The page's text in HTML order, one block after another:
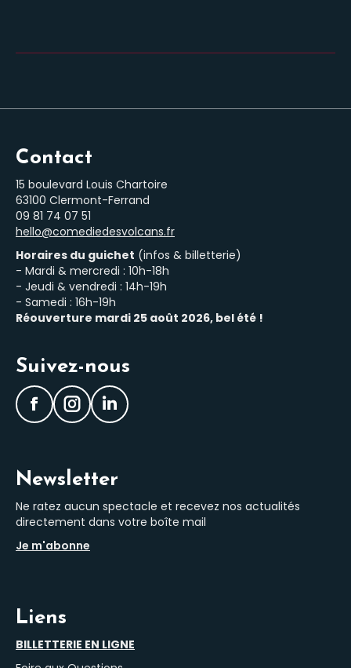
Contact
15 boulevard Louis Chartoire
63100 Clermont-Ferrand
‭09 81 74 07 51‬
hello@comediedesvolcans.fr
Horaires du guichet (infos & billetterie)
- Mardi & mercredi : 10h-18h
- Jeudi & vendredi : 14h-19h
- Samedi : 16h-19h
Réouverture mardi 25 août 2026, bel été !
Suivez-nous
Facebook
InstagramLinkedIn
Newsletter
Ne ratez aucun spectacle et recevez nos actualités
directement dans votre boîte mail
Je m'abonne
Liens
BILLETTERIE EN LIGNE